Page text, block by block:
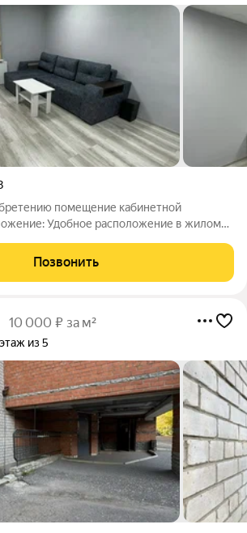
помещение кабинетной
входят 4 кабинета и складское
11,7 кв.м,
Позвонить
10 000 ₽ за м²
этаж из 5